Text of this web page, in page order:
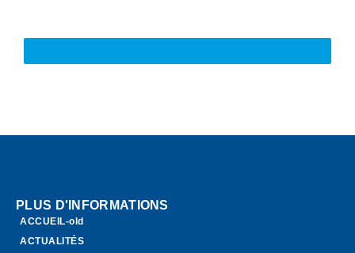
PLUS D'INFORMATIONS
ACCUEIL-old
ACTUALITÉS